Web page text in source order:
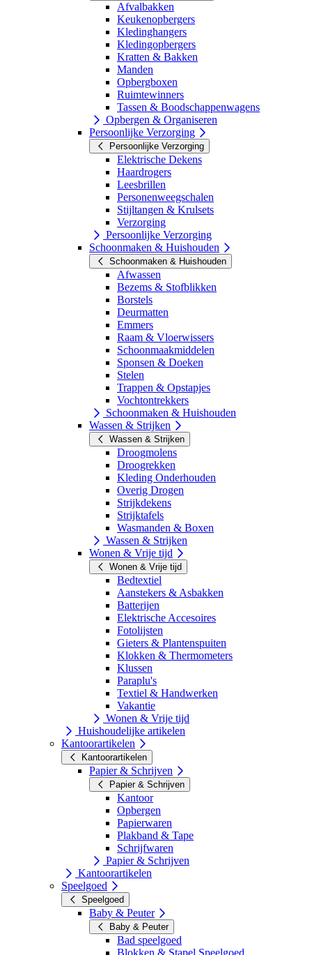
Afvalbakken
Keukenopbergers
Kledinghangers
Kledingopbergers
Kratten & Bakken
Manden
Opbergboxen
Ruimtewinners
Tassen & Boodschappenwagens
Opbergen & Organiseren
Persoonlijke Verzorging
Persoonlijke Verzorging
Elektrische Dekens
Haardrogers
Leesbrillen
Personenweegschalen
Stijltangen & Krulsets
Verzorging
Persoonlijke Verzorging
Schoonmaken & Huishouden
Schoonmaken & Huishouden
Afwassen
Bezems & Stofblikken
Borstels
Deurmatten
Emmers
Raam & Vloerwissers
Schoonmaakmiddelen
Sponsen & Doeken
Stelen
Trappen & Opstapjes
Vochtontrekkers
Schoonmaken & Huishouden
Wassen & Strijken
Wassen & Strijken
Droogmolens
Droogrekken
Kleding Onderhouden
Overig Drogen
Strijkdekens
Strijktafels
Wasmanden & Boxen
Wassen & Strijken
Wonen & Vrije tijd
Wonen & Vrije tijd
Bedtextiel
Aanstekers & Asbakken
Batterijen
Elektrische Accesoires
Fotolijsten
Gieters & Plantenspuiten
Klokken & Thermometers
Klussen
Paraplu's
Textiel & Handwerken
Vakantie
Wonen & Vrije tijd
Huishoudelijke artikelen
Kantoorartikelen
Kantoorartikelen
Papier & Schrijven
Papier & Schrijven
Kantoor
Opbergen
Papierwaren
Plakband & Tape
Schrijfwaren
Papier & Schrijven
Kantoorartikelen
Speelgoed
Speelgoed
Baby & Peuter
Baby & Peuter
Bad speelgoed
Blokken & Stapel Speelgoed